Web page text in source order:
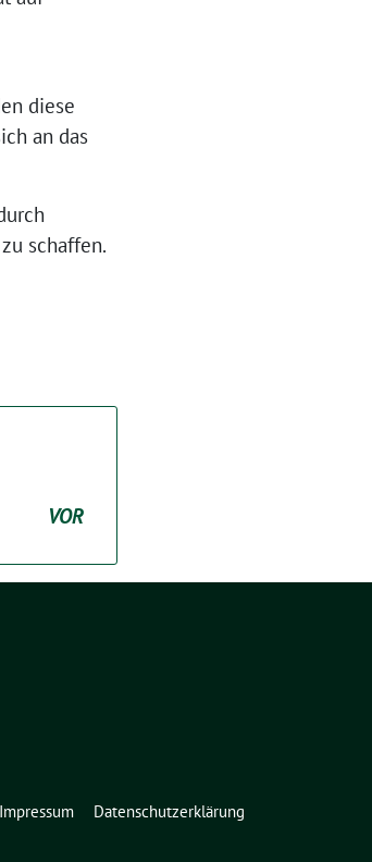
diese
an das
schaffen.
VOR
Impressum Datenschutzerklärung